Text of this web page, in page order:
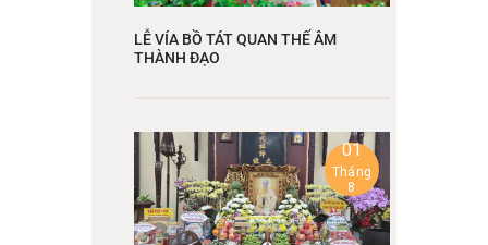
LỄ VÍA BỒ TÁT QUAN THẾ ÂM
THÀNH ĐẠO
01
Tháng
8